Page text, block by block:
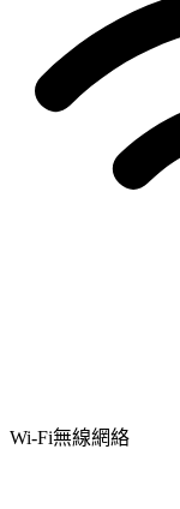
Wi-Fi無線網絡